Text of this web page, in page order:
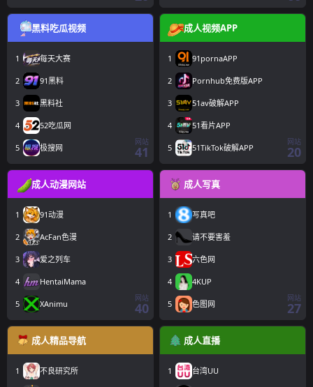
黑料吃瓜视频
1 每天大赛
2 91黑料
3 黑料社
4 52吃瓜网
5 极搜网
网站
41
成人视频APP
1 91pornaAPP
2 Pornhub免费版APP
3 51av破解APP
4 51看片APP
5 51TikTok破解APP
网站
20
成人动漫网站
1 91动漫
2 AcFan色漫
3 爱之列车
4 HentaiMama
5 XAnimu
网站
40
成人写真
1 写真吧
2 请不要害羞
3 六色网
4 4KUP
5 色图网
网站
27
成人精品导航
1 不良研究所
成人直播
1 台湾UU